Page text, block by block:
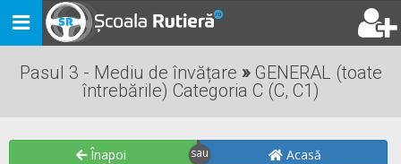
Toggle
navigation
Pasul 3 - Mediu de învățare »GENERAL (toate
întrebările) Categoria C (C, C1)
Înapoi Acasă